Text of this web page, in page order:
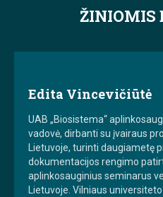
ŽINIOMIS
Edita Vincevičiūtė
UAB „Biosistema“
vadovė, dirbanti su įvairaus
Lietuvoje, turinti daugiametę
dokumentacijos rengimo
aplinkosauginius seminarus
Lietuvoje. Vilniaus